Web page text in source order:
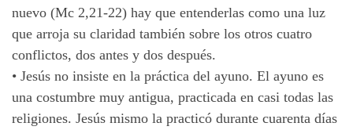
nuevo (Mc 2,21-22) hay que entenderlas como una luz
que arroja su claridad también sobre los otros cuatro
conflictos, dos antes y dos después.
• Jesús no insiste en la práctica del ayuno. El ayuno es
una costumbre muy antigua, practicada en casi todas las
religiones. Jesús mismo la practicó durante cuarenta días